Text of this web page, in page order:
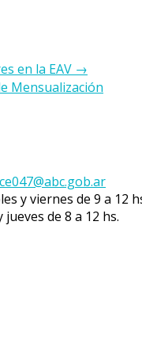
en la EAV →
Mensualización
ce047@abc.gob.ar
y viernes de 9 a 12
jueves de 8 a 12 hs.